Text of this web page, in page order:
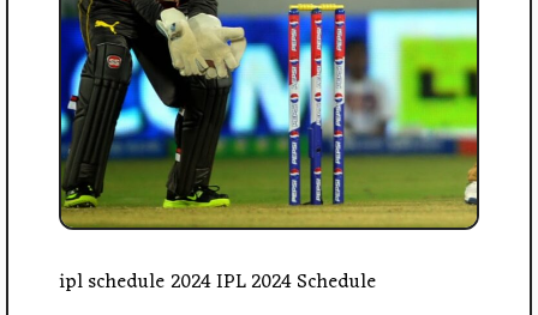
ipl schedule 2024 IPL 2024 Schedule